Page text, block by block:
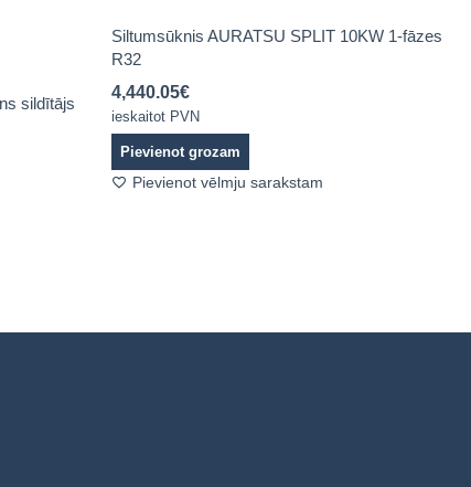
sildītājs
Siltumsūknis AURATSU SPLIT 10KW 1-fāzes
R32
4,440.05€
ieskaitot PVN
Pievienot grozam
Pievienot vēlmju sarakstam